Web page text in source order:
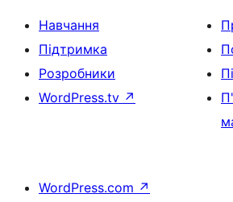
Навчання
Підтримка
Розробники
WordPress.tv ↗
WordPress.com ↗